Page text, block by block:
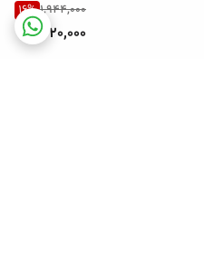
1,944,000
16%
1,620,000